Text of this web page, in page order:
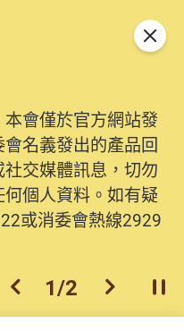
會僅於官方網站發
名義發出的產品回
交媒體訊息，切勿
個人資料。如有疑
或消委會熱線2929
上一個
1/2 下一個開
關閉